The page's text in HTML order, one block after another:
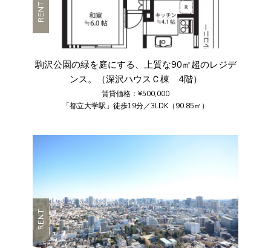
RENT
駒沢公園の緑を庭にする、上質な90㎡超のレジデ
ンス。（深沢ハウスＣ棟 4階）
賃貸価格：¥500,000
「都立大学駅」徒歩19分／3LDK（90.85㎡）
RENT